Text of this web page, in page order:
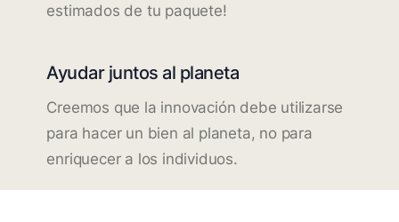
estimados de tu paquete!
Ayudar juntos al planeta
Creemos que la innovación debe utilizarse
para hacer un bien al planeta, no para
enriquecer a los individuos.